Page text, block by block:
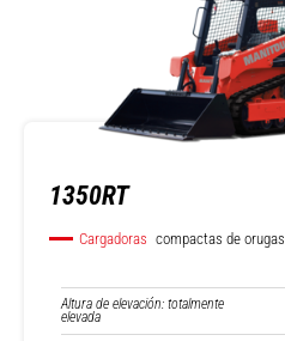
1350RT
Cargadoras compactas de orugas
Altura de elevación: totalmente
elevada